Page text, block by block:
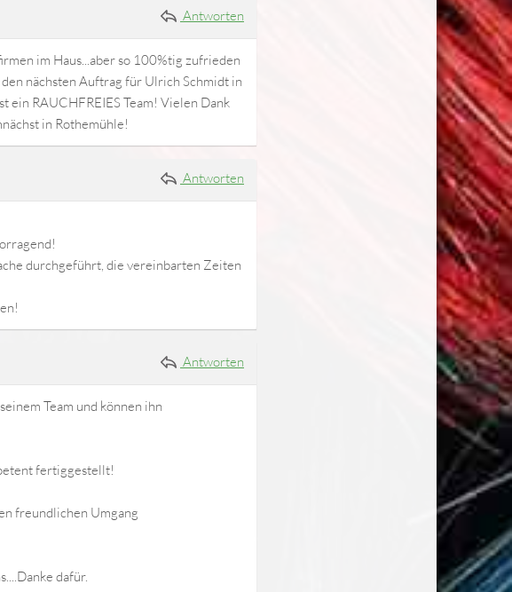
Antworten
im Haus...aber so 100%tig zufrieden
nächsten Auftrag für Ulrich Schmidt in
ein RAUCHFREIES Team! Vielen Dank
in Rothemühle!
Antworten
durchgeführt, die vereinbarten Zeiten
Antworten
Team und können ihn
fertiggestellt!
freundlichen Umgang
dafür.